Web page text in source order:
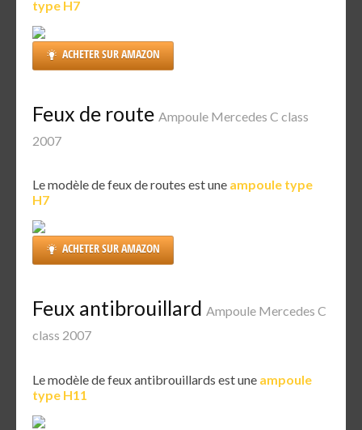
type H7
ACHETER SUR AMAZON
Feux de route Ampoule Mercedes C class
2007
Le modèle de feux de routes est une ampoule type
H7
ACHETER SUR AMAZON
Feux antibrouillard Ampoule Mercedes C
class 2007
Le modèle de feux antibrouillards est une ampoule
type H11